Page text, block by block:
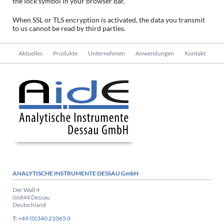
When SSL or TLS encryption is activated, the data you transmit
to us cannot be read by third parties.
Navigation
überspringen
Aktuelles Produkte Unternehmen Anwendungen Kontakt
ANALYTISCHE INSTRUMENTE DESSAU GmbH
Der Wall 4
06844 Dessau
Deutschland
T:+49 (0)340 21065 0